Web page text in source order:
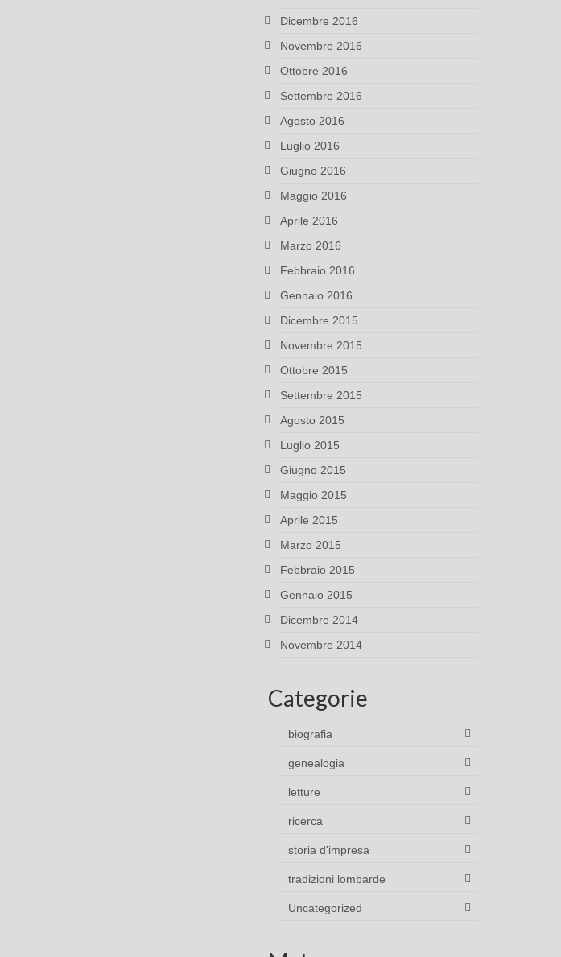
Dicembre 2016
Novembre 2016
Ottobre 2016
Settembre 2016
Agosto 2016
Luglio 2016
Giugno 2016
Maggio 2016
Aprile 2016
Marzo 2016
Febbraio 2016
Gennaio 2016
Dicembre 2015
Novembre 2015
Ottobre 2015
Settembre 2015
Agosto 2015
Luglio 2015
Giugno 2015
Maggio 2015
Aprile 2015
Marzo 2015
Febbraio 2015
Gennaio 2015
Dicembre 2014
Novembre 2014
Categorie
biografia
genealogia
letture
ricerca
storia d'impresa
tradizioni lombarde
Uncategorized